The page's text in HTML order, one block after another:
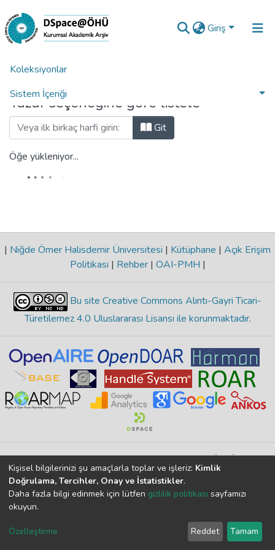
Giriş
Koleksiyonlar
Sistem İçeriği
Analiz
Talep/Soru
Ana Sayfa
Yazar seçeneğine göre listele
Git
Öğe yükleniyor...
| Niğde Ömer Halisdemir Üniversitesi | Kütüphane | Açık Erişim
Politikası | Rehber | OAI-PMH |
Bu site Creative Commons Alıntı-Gayri Ticari-
Türetilemez 4.0 Uluslararası Lisansı ile korunmaktadır.
Merkez Yerleşke Bor Yolu 51240, Niğde, TÜRKİYE
İçerikte herhangi bir hata görürseniz lütfen bize bildirin
DSpace yazılımı
telif hakkı © 2002-2026LYRASIS
Son Kullanıcı Sözleşmesi
Kişisel bilgilerinizi şu amaçlarla toplar ve işleriz: Kimlik
Doğrulama, Tercihler, Onay ve İstatistikler.
Daha fazla bilgi edinmek için lütfen gizlilik politikası sayfamızı
okuyun.
Özelleştirme Reddet Tamam